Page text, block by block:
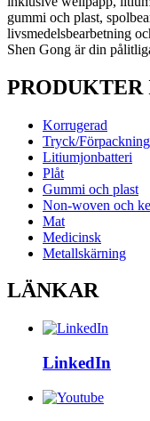
gummi och plast,
livsmedelsbearbetning
Shen Gong är din
PRODUKTER
Korrugerad
Tryck/
Litiumjonbatteri
Plåt
Gummi och plast
Non-woven och
Mat
Medicinsk
Metallskärning
LÄNKAR
LinkedIn